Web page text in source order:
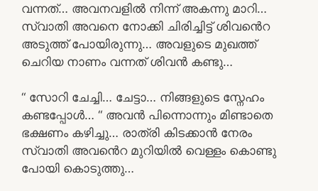
വന്നത്… അവനവളിൽ നിന്ന് അകന്നു മാറി…
സ്വാതി അവനെ നോക്കി ചിരിച്ചിട്ട് ശിവൻെറ
അടുത്ത് പോയിരുന്നു… അവളുടെ മുഖത്ത്
ചെറിയ നാണം വന്നത് ശിവൻ കണ്ടു…
“ സോറി ചേച്ചി… ചേട്ടാ… നിങ്ങളുടെ സ്നേഹം
കണ്ടപ്പോൾ… “ അവൻ പിന്നൊന്നും മിണ്ടാതെ
ഭക്ഷണം കഴിച്ചു… രാത്രി കിടക്കാൻ നേരം
സ്വാതി അവൻെറ മുറിയിൽ വെള്ളം കൊണ്ടു
പോയി കൊടുത്തു…